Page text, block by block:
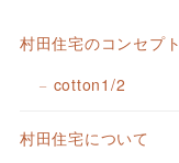
村田住宅のコンセプト
cotton1/2
村田住宅について